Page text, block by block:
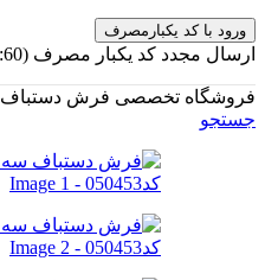
ورود با کد یکبارمصرف
ارسال مجدد کد یکبار مصرف (00:
60
فروشگاه تخصصی فرش دستباف
جستجو